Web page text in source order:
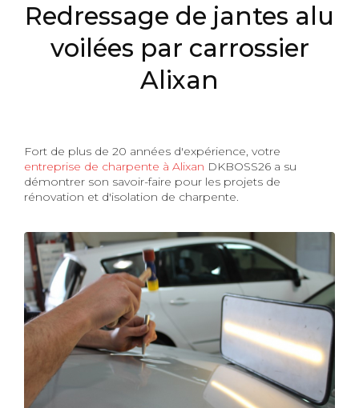
Redressage de jantes alu
voilées par carrossier
Alixan
Fort de plus de 20 années d'expérience, votre
entreprise de charpente à Alixan DKBOSS26 a su
démontrer son savoir-faire pour les projets de
rénovation et d'isolation de charpente.